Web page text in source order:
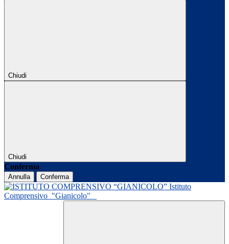
Chiudi
Chiudi
Conferma
Annulla Conferma
Istituto
Comprensivo "Gianicolo"